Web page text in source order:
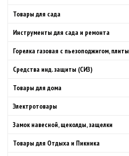
Товары для сада
Инструменты для сада и ремонта
Горелка газовая с пьезоподжигом, плиты
Средства инд. защиты (СИЗ)
Товары для дома
Электротовары
Замок навесной, щеколды, защелки
Товары для Отдыха и Пикника